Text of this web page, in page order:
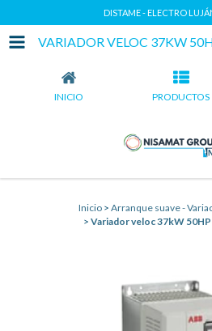
DISTAME - ELECTRO
INICIO PRODUCTOS
Inicio > Arranque suave -
> Variador veloc 37kW